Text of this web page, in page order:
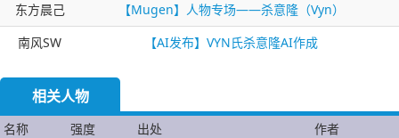
东方晨己
【Mugen】人物专场——杀意隆（Vyn）
南风SW
【AI发布】VYN氏杀意隆AI作成
相关人物
名称 强度 出处
作者